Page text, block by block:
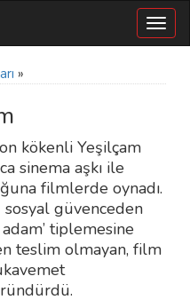
»
kökenli Yeşilçam
sinema aşkı ile
filmlerde oynadı.
güvenceden
adam’ tiplemesine
teslim olmayan, film